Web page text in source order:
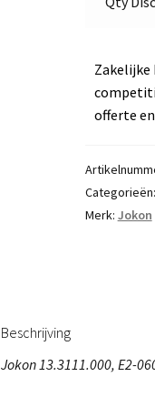
Zakelijke
offerte
Categorieën:
Merk: Jokon
Beschrijving
Jokon 13.3111.000, E2-